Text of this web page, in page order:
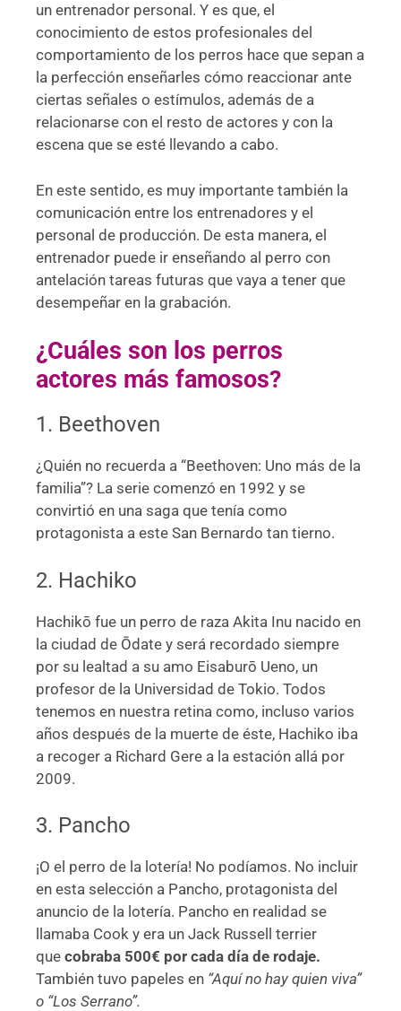
un entrenador personal. Y es que, el
conocimiento de estos profesionales del
comportamiento de los perros hace que sepan a
la perfección enseñarles cómo reaccionar ante
ciertas señales o estímulos, además de a
relacionarse con el resto de actores y con la
escena que se esté llevando a cabo.
En este sentido, es muy importante también la
comunicación entre los entrenadores y el
personal de producción. De esta manera, el
entrenador puede ir enseñando al perro con
antelación tareas futuras que vaya a tener que
desempeñar en la grabación.
¿Cuáles son los perros
actores más famosos?
1. Beethoven
¿Quién no recuerda a “Beethoven: Uno más de la
familia”? La serie comenzó en 1992 y se
convirtió en una saga que tenía como
protagonista a este San Bernardo tan tierno.
2. Hachiko
Hachikō fue un perro de raza Akita Inu nacido en
la ciudad de Ōdate y será recordado siempre
por su lealtad a su amo Eisaburō Ueno, un
profesor de la Universidad de Tokio. Todos
tenemos en nuestra retina como, incluso varios
años después de la muerte de éste, Hachiko iba
a recoger a Richard Gere a la estación allá por
2009.
3. Pancho
¡O el perro de la lotería! No podíamos. No incluir
en esta selección a Pancho, protagonista del
anuncio de la lotería. Pancho en realidad se
llamaba Cook y era un Jack Russell terrier
que cobraba 500€ por cada día de rodaje.
También tuvo papeles en “Aquí no hay quien viva”
o “Los Serrano”.